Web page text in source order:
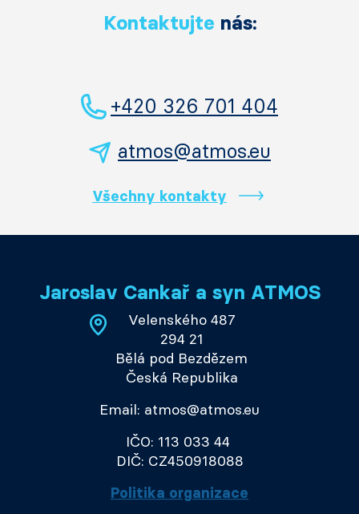
Kontaktujte nás:
+420 326 701 404
atmos@atmos.eu
Všechny kontakty
Jaroslav Cankař a syn ATMOS
Velenského 487
294 21
Bělá pod Bezdězem
Česká Republika
Email: atmos@atmos.eu
IČO: 113 033 44
DIČ: CZ450918088
Politika organizace